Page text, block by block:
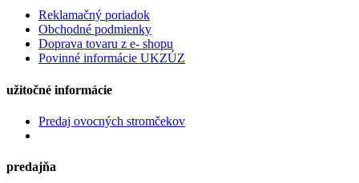
Reklamačný poriadok
Obchodné podmienky
Doprava tovaru z e- shopu
Povinné informácie UKZÚZ
užitočné informácie
Predaj ovocných stromčekov
predajňa